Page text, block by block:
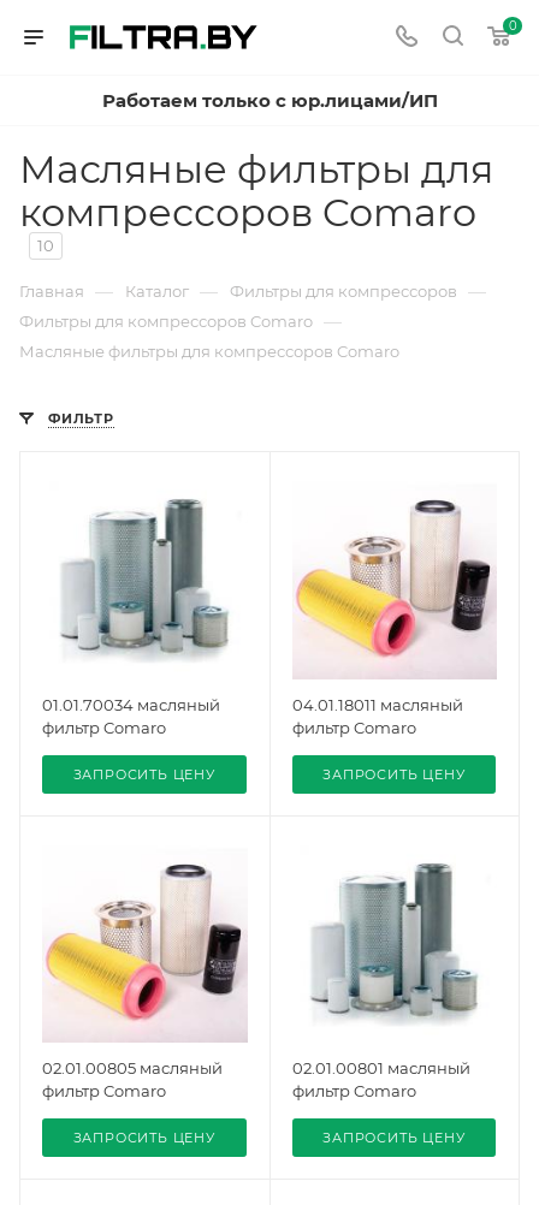
0
Работаем только с юр.лицами/ИП
Масляные фильтры для
компрессоров Comaro
10
Главная — Каталог — Фильтры для компрессоров —
Фильтры для компрессоров Comaro —
Масляные фильтры для компрессоров Comaro
ФИЛЬТР
01.01.70034 масляный
фильтр Comaro
ЗАПРОСИТЬ ЦЕНУ
04.01.18011 масляный
фильтр Comaro
ЗАПРОСИТЬ ЦЕНУ
02.01.00805 масляный
фильтр Comaro
ЗАПРОСИТЬ ЦЕНУ
02.01.00801 масляный
фильтр Comaro
ЗАПРОСИТЬ ЦЕНУ